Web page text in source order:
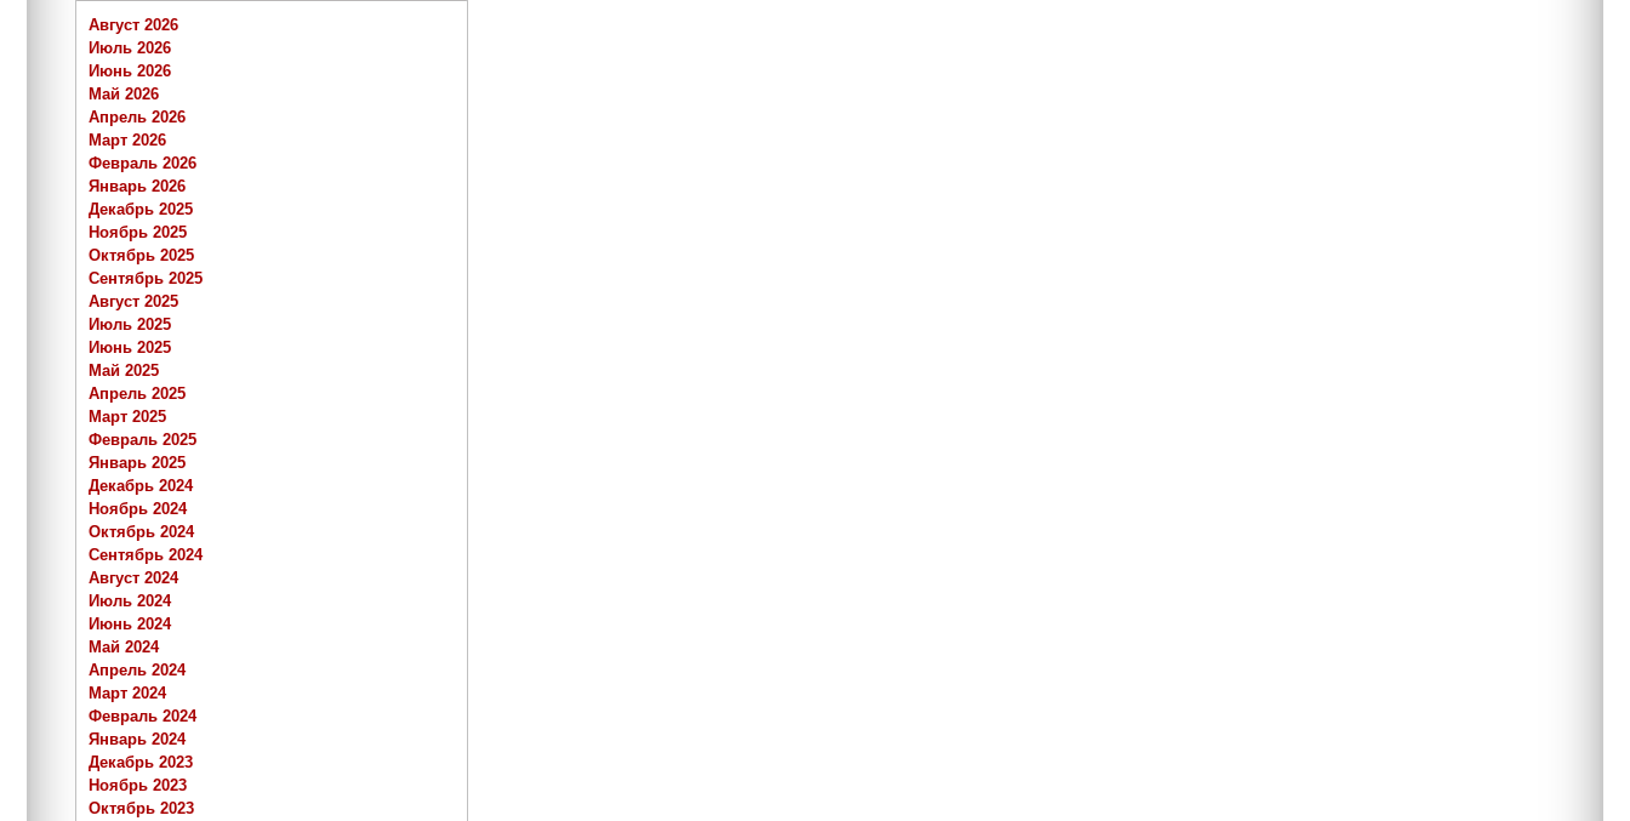
Август 2026
Июль 2026
Июнь 2026
Май 2026
Апрель 2026
Март 2026
Февраль 2026
Январь 2026
Декабрь 2025
Ноябрь 2025
Октябрь 2025
Сентябрь 2025
Август 2025
Июль 2025
Июнь 2025
Май 2025
Апрель 2025
Март 2025
Февраль 2025
Январь 2025
Декабрь 2024
Ноябрь 2024
Октябрь 2024
Сентябрь 2024
Август 2024
Июль 2024
Июнь 2024
Май 2024
Апрель 2024
Март 2024
Февраль 2024
Январь 2024
Декабрь 2023
Ноябрь 2023
Октябрь 2023